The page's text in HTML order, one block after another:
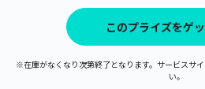
このプライズをゲ
※在庫がなくなり次第終了となります。サービスサ
い。